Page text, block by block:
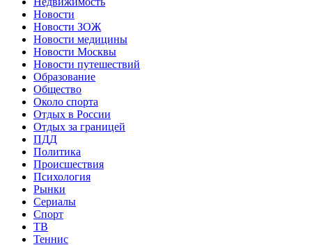
Новости
Новости ЗОЖ
Новости медицины
Новости Москвы
Новости путешествий
Образование
Общество
Около спорта
Отдых в России
Отдых за границей
ПДД
Политика
Происшествия
Психология
Рынки
Сериалы
Спорт
ТВ
Теннис